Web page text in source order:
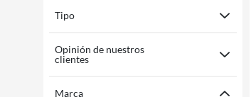
Tipo
Opinión de nuestros
clientes
Marca